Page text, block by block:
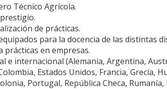
Técnico Agrícola.
de prácticas.
para la docencia de las distintas
en empresas.
e internacional (Alemania, Argentina,
Estados Unidos, Francia, Grecia,
Portugal, República Checa, Rumanía,